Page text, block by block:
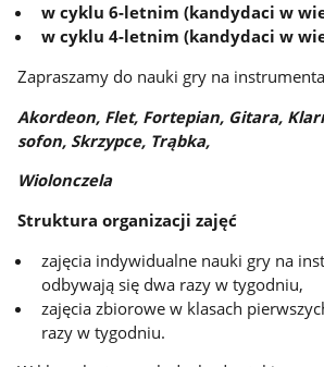
w cyklu 6-letnim (kandydaci w
w cyklu 4-letnim (kandydaci w
Zapraszamy do nauki gry na
Akordeon, Flet, Fortepian, Gitara,
sofon, Skrzypce, Trąbka,
Wiolonczela
Struktura organizacji zajęć
zajęcia indywidualne nauki gry na
odbywają się dwa razy w tygodniu,
zajęcia zbiorowe w klasach
razy w tygodniu.